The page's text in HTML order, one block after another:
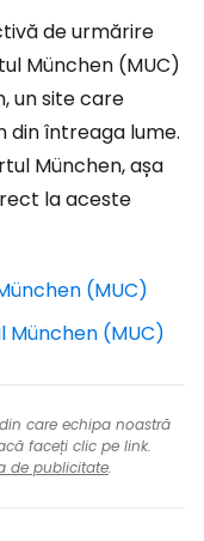
de urmărire
München (MUC)
un site care
întreaga lume.
München, așa
la aceste
(MUC)
(MUC)
care echipa noastră
faceți clic pe link.
de publicitate.